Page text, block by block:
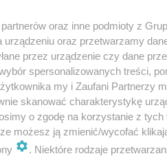
oraz inne podmioty z
oraz przetwarzamy
przez urządzenie czy dane
spersonalizowanych treści,
my i Zaufani Partnerzy
skanować charakterystykę
o zgodę na korzystanie z tych
możesz ją zmienić/wycofać
. Niektóre rodzaje